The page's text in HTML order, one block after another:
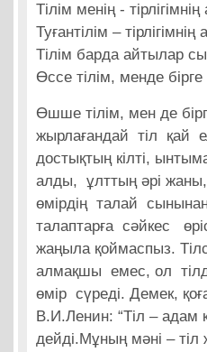
Тілім менің - тірлігімнің
Туғантілім – тірлігімнің
Тілім барда айтылар
Өссе тілім, менде бірге
Өшше тілім, мен де
жырлағандай тіл қай
достықтың кілті,
алды, ұлттың әрі
өмірдің талай
талаптарға сәйкес
жаңыла қоймаспыз.
алмақшы емес, ол
өмір сүреді. Демек,
В.И.Ленин: “Тіл –
дейді.Мұның мәні –